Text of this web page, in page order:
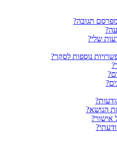
תגובה?
שלי?
נוספות לסקר?
הנושא?
אישור?